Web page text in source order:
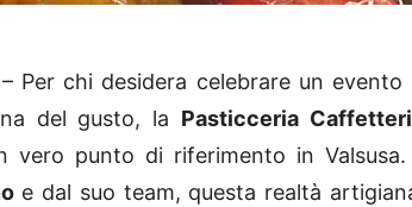
– Per chi desidera celebrare un
del gusto, la Pasticceria
vero punto di riferimento in
e dal suo team, questa realtà